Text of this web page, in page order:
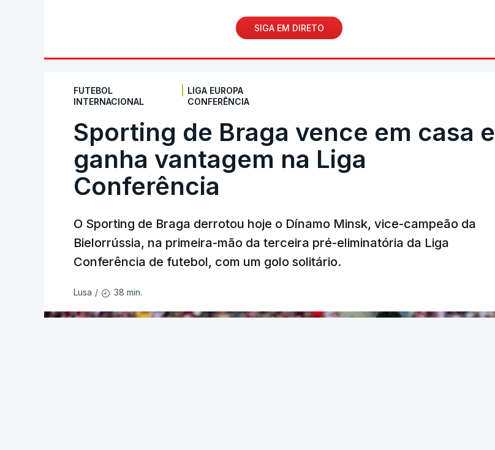
SIGA EM DIRETO
FUTEBOL
INTERNACIONAL
LIGA EUROPA
CONFERÊNCIA
Sporting de Braga vence em casa e
ganha vantagem na Liga
Conferência
O Sporting de Braga derrotou hoje o Dínamo Minsk, vice-campeão da
Bielorrússia, na primeira-mão da terceira pré-eliminatória da Liga
Conferência de futebol, com um golo solitário.
Lusa / 38 min.